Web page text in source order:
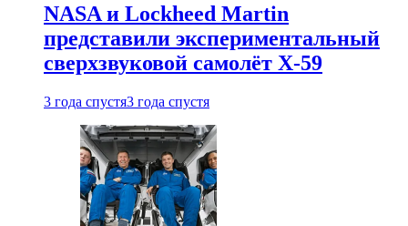
NASA и Lockheed Martin
представили экспериментальный
сверхзвуковой самолёт X-59
3 года спустя3 года спустя